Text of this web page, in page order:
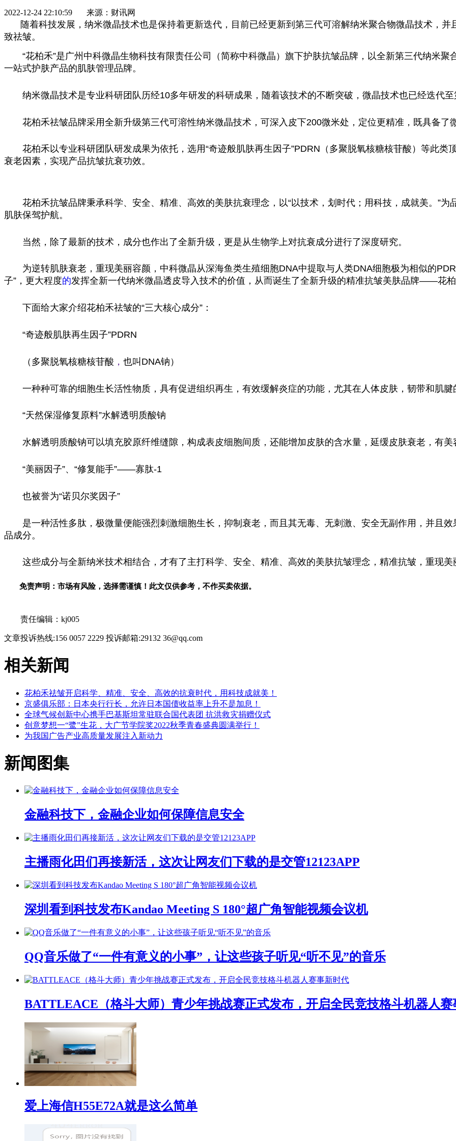
2022-12-24 22:10:59 来源：财讯网
随着科技发展，纳米微晶技术也是保持着更新迭代，目前已经更新到第三代可溶解纳米聚合物微晶技术，
致祛皱。
“花柏禾”是广州中科微晶生物科技有限责任公司（简称中科微晶）旗下护肤抗皱品牌，以全新第三代纳米
一站式护肤产品的肌肤管理品牌。
纳米微晶技术是专业科研团队历经10多年研发的科研成果，随着该技术的不断突破，微晶技术也已经迭
花柏禾祛皱品牌采用全新升级第三代可溶性纳米微晶技术，可深入皮下200微米处，定位更精准，既具备
花柏禾以专业科研团队研发成果为依托，选用“奇迹般肌肤再生因子”PDRN（多聚脱氧核糖核苷酸）等此
衰老因素，实现产品抗皱抗衰功效。
花柏禾抗皱品牌秉承科学、安全、精准、高效的美肤抗衰理念，以“以技术，划时代；用科技，成就美。”
肌肤保驾护航。
当然，除了最新的技术，成分也作出了全新升级，更是从生物学上对抗衰成分进行了深度研究。
为逆转肌肤衰老，重现美丽容颜，中科微晶从深海鱼类生殖细胞DNA中提取与人类DNA细胞极为相似的
子”，更大程度的发挥全新一代纳米微晶透皮导入技术的价值，从而诞生了全新升级的精准抗皱美肤品牌——花
下面给大家介绍花柏禾祛皱的“三大核心成分”：
“奇迹般肌肤再生因子”PDRN
（多聚脱氧核糖核苷酸 ， 也叫DNA钠）
一种种可靠的细胞生长活性物质，具有促进组织再生，有效缓解炎症的功能，尤其在人体皮肤，韧带和肌
“天然保湿修复原料”水解透明质酸钠
水解透明质酸钠可以填充胶原纤维缝隙，构成表皮细胞间质，还能增加皮肤的含水量，延缓皮肤衰老，有
“美丽因子”、“修复能手”——寡肽-1
也被誉为“诺贝尔奖因子”
是一种活性多肽，极微量便能强烈刺激细胞生长，抑制衰老，而且其无毒、无刺激、安全无副作用，并且
品成分。
这些成分与全新纳米技术相结合，才有了主打科学、安全、精准、高效的美肤抗皱理念，精准抗皱，重现
免责声明：市场有风险，选择需谨慎！此文仅供参考，不作买卖依据。
责任编辑：kj005
文章投诉热线:156 0057 2229 投诉邮箱:29132 36@qq.com
相关新闻
花柏禾祛皱开启科学、精准、安全、高效的抗衰时代，用科技成就美！
京盛俱乐部：日本央行行长，允许日本国债收益率上升不是加息！
全球气候创新中心携手巴基斯坦常驻联合国代表团 抗洪救灾捐赠仪式
创意梦想一“鹭”生花，大广节学院奖2022秋季青春盛典圆满举行！
为我国广告产业高质量发展注入新动力
新闻图集
金融科技下，金融企业如何保障信息安全
主播雨化田们再接新活，这次让网友们下载的是交管12123APP
深圳看到科技发布Kandao Meeting S 180°超广角智能视频会议机
QQ音乐做了“一件有意义的小事”，让这些孩子听见“听不见”的音乐
BATTLEACE（格斗大师）青少年挑战赛正式发布，开启全民竞技格斗机器人赛
爱上海信H55E72A就是这么简单